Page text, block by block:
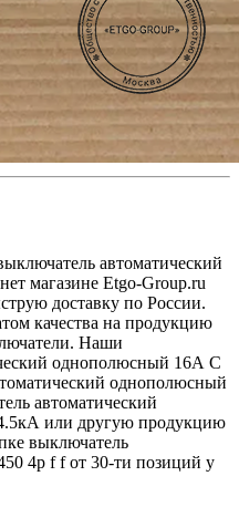
автоматический
магазине Etgo-Group.ru
доставку по России.
качества на продукцию
Наши
однополюсный 16А C
однополюсный
автоматический
или другую продукцию
выключатель
4p f f от 30-ти позиций у